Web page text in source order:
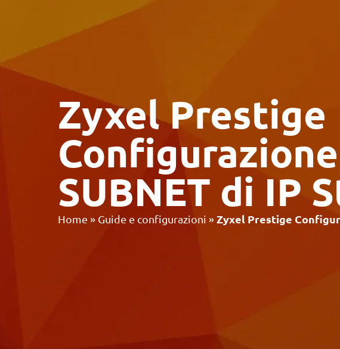
Zyxel Prestige
SUBNET di IP
Home » Guide e configurazioni »Zyxel Prestige